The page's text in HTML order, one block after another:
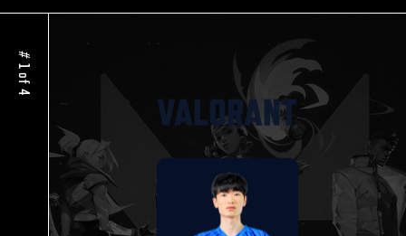
# 1 of 4
VALORANT